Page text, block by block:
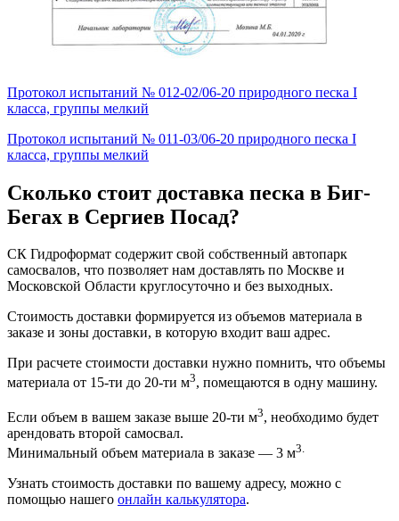
Протокол испытаний № 012-02/06-20 природного песка I
класса, группы мелкий
Протокол испытаний № 011-03/06-20 природного песка I
класса, группы мелкий
Сколько стоит доставка песка в Биг-
Бегах в Сергиев Посад?
СК Гидроформат содержит свой собственный автопарк
самосвалов, что позволяет нам доставлять по Москве и
Московской Области круглосуточно и без выходных.
Стоимость доставки формируется из объемов материала в
заказе и зоны доставки, в которую входит ваш адрес.
При расчете стоимости доставки нужно помнить, что объемы
материала от 15-ти до 20-ти м3, помещаются в одну машину.
Если объем в вашем заказе выше 20-ти м3, необходимо будет
арендовать второй самосвал.
Минимальный объем материала в заказе — 3 м3.
Узнать стоимость доставки по вашему адресу, можно с
помощью нашего онлайн калькулятора.